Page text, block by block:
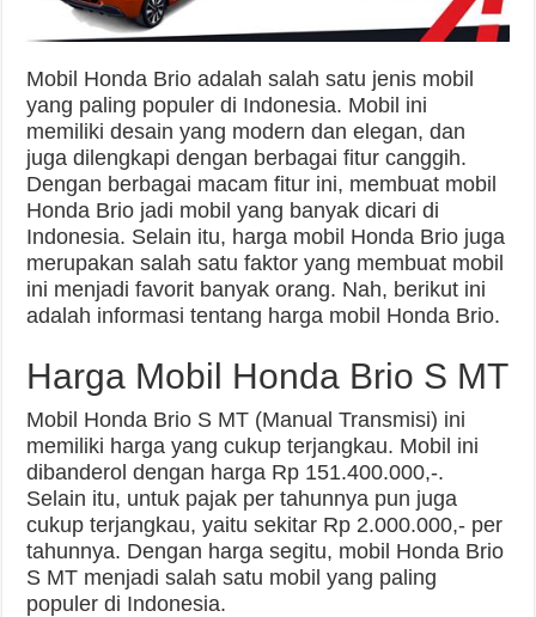
Mobil Honda Brio adalah salah satu jenis mobil
yang paling populer di Indonesia. Mobil ini
memiliki desain yang modern dan elegan, dan
juga dilengkapi dengan berbagai fitur canggih.
Dengan berbagai macam fitur ini, membuat mobil
Honda Brio jadi mobil yang banyak dicari di
Indonesia. Selain itu, harga mobil Honda Brio juga
merupakan salah satu faktor yang membuat mobil
ini menjadi favorit banyak orang. Nah, berikut ini
adalah informasi tentang harga mobil Honda Brio.
Harga Mobil Honda Brio S MT
Mobil Honda Brio S MT (Manual Transmisi) ini
memiliki harga yang cukup terjangkau. Mobil ini
dibanderol dengan harga Rp 151.400.000,-.
Selain itu, untuk pajak per tahunnya pun juga
cukup terjangkau, yaitu sekitar Rp 2.000.000,- per
tahunnya. Dengan harga segitu, mobil Honda Brio
S MT menjadi salah satu mobil yang paling
populer di Indonesia.